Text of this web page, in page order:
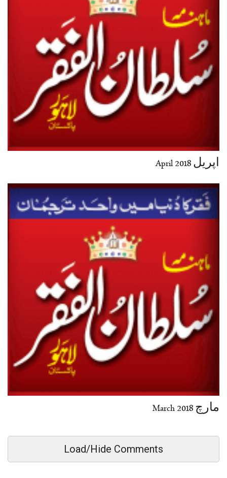
اپریل April 2018
مارچ March 2018
Load/Hide Comments